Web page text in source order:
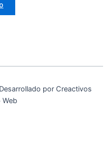
por Creactivos
Web